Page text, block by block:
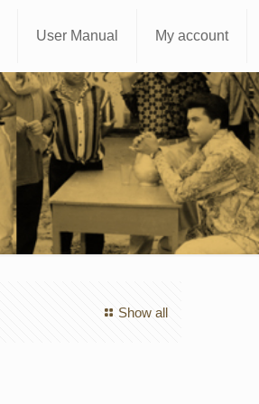
User Manual My account
Show all